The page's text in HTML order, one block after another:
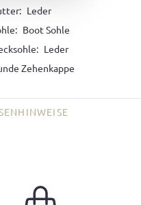
Leder
Boot Sohle
Leder
Zehenkappe